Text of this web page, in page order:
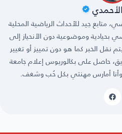
جيد للأحداث الرياضية المحلية
بحيادية وموضوعية دون الأنحياز إلى
نقل الخبر كما هو دون تمييز أو تغيير
حاصل على بكالوريوس إعلام جامعة